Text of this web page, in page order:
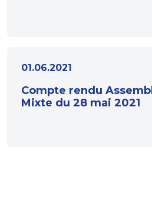
01.06.2021
Compte rendu
Mixte du 28 mai 2021